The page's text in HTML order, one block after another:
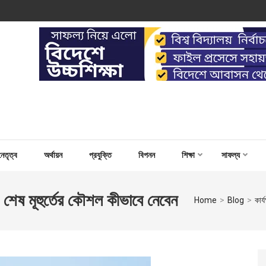
FOR CAPACITY
অর্থায়ন প্রযুক্তি বিপনন শিক্ষা সাফল্য
মূহুর্তের কৌশল কীভাবে নেবেন Home > Blog >